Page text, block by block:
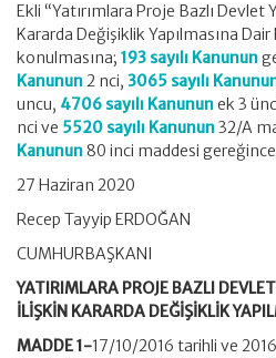
Ekli “Yatırımlara Proje Bazlı Devlet
Kararda Değişiklik Yapılmasına
konulmasına; 193 sayılı Kanunun
Kanunun2 nci, 3065 sayılı
uncu, 4706 sayılı Kanununek 3
nci ve 5520 sayılı Kanunun32/A
Kanunun80 inci maddesi
27 Haziran 2020
Recep Tayyip ERDOĞAN
CUMHURBAŞKANI
YATIRIMLARA PROJE BAZLI
İLİŞKİN KARARDA DEĞİŞİKLİK
MADDE 1-17/10/2016 tarihli ve